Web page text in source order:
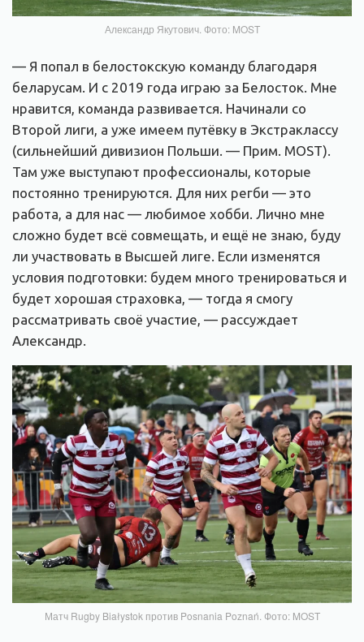
Александр Якутович. Фото: MOST
— Я попал в белостокскую команду благодаря
беларусам. И с 2019 года играю за Белосток. Мне
нравится, команда развивается. Начинали со
Второй лиги, а уже имеем путёвку в Экстраклассу
(сильнейший дивизион Польши. — Прим. MOST).
Там уже выступают профессионалы, которые
постоянно тренируются. Для них регби — это
работа, а для нас — любимое хобби. Лично мне
сложно будет всё совмещать, и ещё не знаю, буду
ли участвовать в Высшей лиге. Если изменятся
условия подготовки: будем много тренироваться и
будет хорошая страховка, — тогда я смогу
рассматривать своё участие, — рассуждает
Александр.
Матч Rugby Białystok против Posnania Poznań. Фото: MOST